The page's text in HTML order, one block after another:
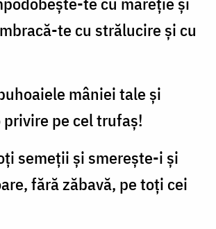
te cu strălucire şi cu
mâniei tale şi
privire pe cel trufaş!
semeţii şi smereşte-i şi
fără zăbavă, pe toţi cei